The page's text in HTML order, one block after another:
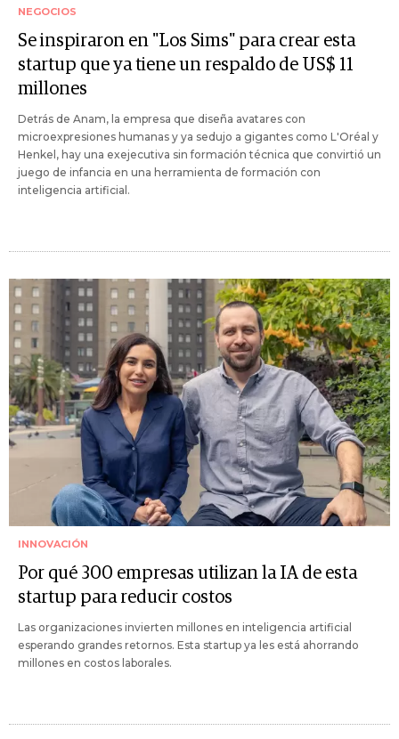
NEGOCIOS
Se inspiraron en "Los Sims" para crear esta
startup que ya tiene un respaldo de US$ 11
millones
Detrás de Anam, la empresa que diseña avatares con
microexpresiones humanas y ya sedujo a gigantes como L'Oréal y
Henkel, hay una exejecutiva sin formación técnica que convirtió un
juego de infancia en una herramienta de formación con
inteligencia artificial.
INNOVACIÓN
Por qué 300 empresas utilizan la IA de esta
startup para reducir costos
Las organizaciones invierten millones en inteligencia artificial
esperando grandes retornos. Esta startup ya les está ahorrando
millones en costos laborales.